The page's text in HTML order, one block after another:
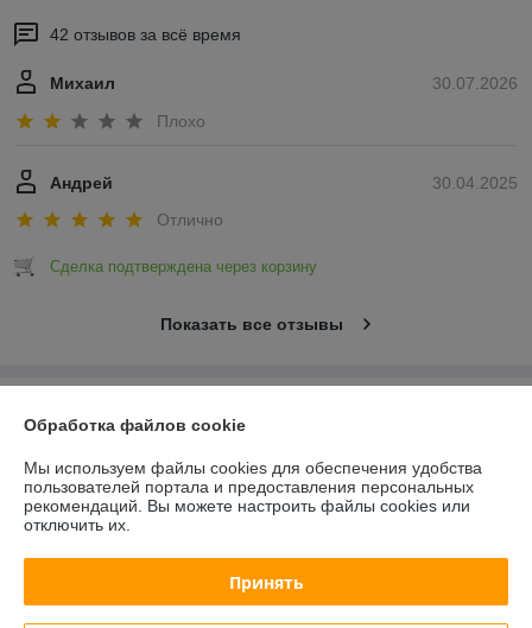
42 отзывов за всё время
30.07.2026
Михаил
Плохо
30.04.2025
Андрей
Отлично
Сделка подтверждена через корзину
Показать все отзывы
Контакты
Доставка и оплата
Обработка файлов cookie
Мы используем файлы cookies для обеспечения удобства
пользователей портала и предоставления персональных
рекомендаций. Вы можете настроить файлы cookies или
отключить их.
Принять